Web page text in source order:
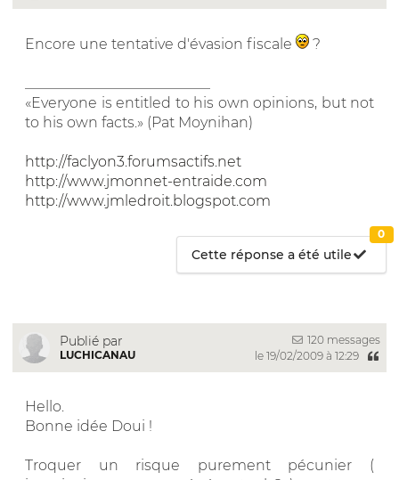
Encore une tentative d'évasion fiscale ?
«Everyone is entitled to his own opinions, but not
to his own facts.» (Pat Moynihan)
http://faclyon3.forumsactifs.net
http://www.jmonnet-entraide.com
http://www.jmledroit.blogspot.com
Cette réponse a été utile
0
Publié par
LUCHICANAU
120 messages
le 19/02/2009 à 12:29
Hello.
Bonne idée Doui !
Troquer un risque purement pécunier (